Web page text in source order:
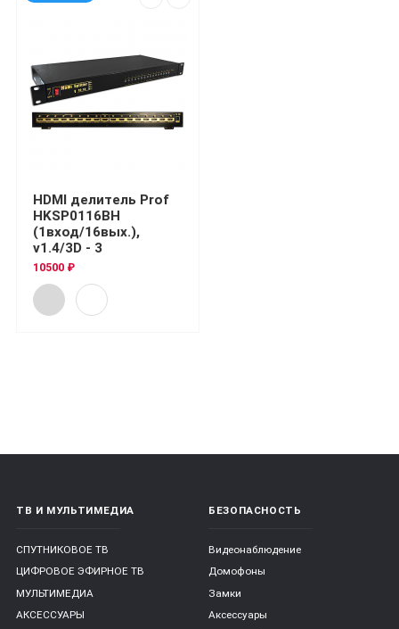
HDMI делитель Prof
HKSP0116BH
(1вход/16вых.),
v1.4/3D - 3
10500 ₽
ТВ И МУЛЬТИМЕДИА
СПУТНИКОВОЕ ТВ
ЦИФРОВОЕ ЭФИРНОЕ ТВ
МУЛЬТИМЕДИА
АКСЕССУАРЫ
БЕЗОПАСНОСТЬ
Видеонаблюдение
Домофоны
Замки
Аксессуары